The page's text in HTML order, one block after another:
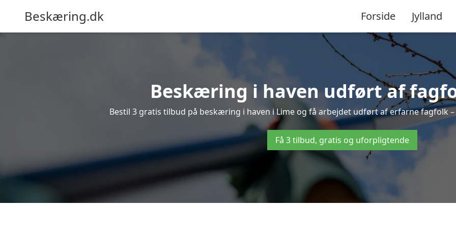
Beskæring.dk Forside Jylland
Beskæring i haven udført af
Bestil 3 gratis tilbud på beskæring i haven i Lime og få arbejdet udført af erfarne fagfolk
Få 3 tilbud, gratis og uforpligtende